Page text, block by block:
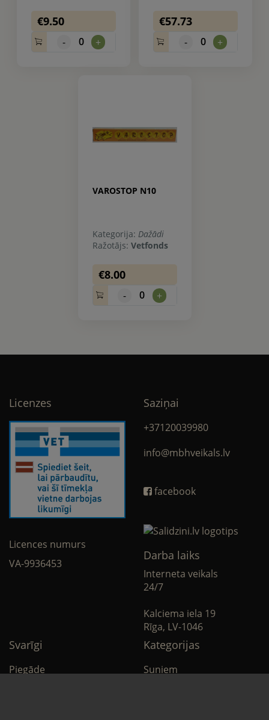
€9.50
- 0 +
€57.73
- 0 +
VAROSTOP N10
Kategorija: Dažādi
Ražotājs: Vetfonds
€8.00
- 0 +
Licenzes
Licences numurs
VA-9936453
Saziņai
+37120039980
info@mbhveikals.lv
facebook
Darba laiks
Interneta veikals
24/7
Kalciema iela 19
Rīga, LV-1046
Svarīgi
Piegāde
Kategorijas
Suņiem